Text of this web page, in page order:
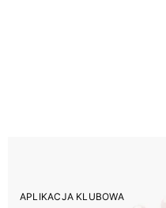
APLIKACJA KLUBOWA